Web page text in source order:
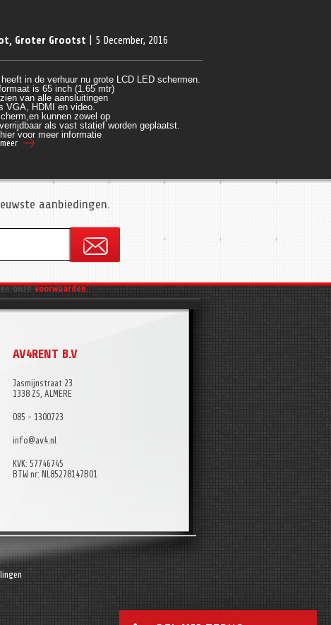
Groter Grootst | 5 December, 2016
in de verhuur nu grote LCD LED schermen.
is 65 inch (1.65 mtr)
van alle aansluitingen
VGA, HDMI en video.
kunnen zowel op
als vast statief worden geplaatst.
voor meer informatie
aanbiedingen.
onzevoorwaarden.
AV4RENT B.V
Jasmijnstraat 23
1338 ZS, ALMERE
085 - 1300723
info@av4.nl
KVK: 57746745
BTW nr: NL85278147B01